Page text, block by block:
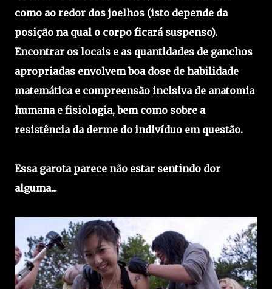
como ao redor dos joelhos (isto depende da
posição na qual o corpo ficará suspenso).
Encontrar os locais e as quantidades de ganchos
apropriadas envolvem boa dose de habilidade
matemática e compreensão incisiva de anatomia
humana e fisiologia, bem como sobre a
resistência da derme do indivíduo em questão.
Essa garota parece não estar sentindo dor
alguma...